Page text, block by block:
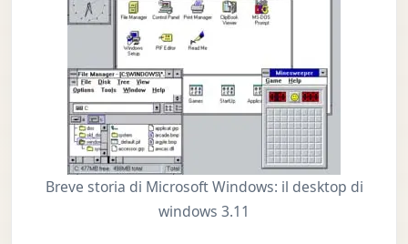
Breve storia di Microsoft Windows: il desktop di
windows 3.11